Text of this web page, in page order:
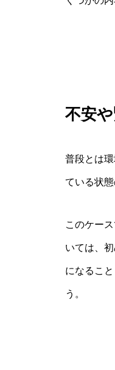
不安
普段とは
ている状態
このケー
いては、
になるこ
う。